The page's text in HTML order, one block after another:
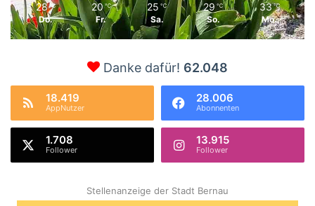
28 ℃
Do.
20 ℃
Fr.
25 ℃
Sa.
29 ℃
So.
33 ℃
Mo.
Danke dafür! 62.048
18.419
AppNutzer
28.006
Abonnenten
1.708
Follower
13.915
Follower
Stellenanzeige der Stadt Bernau